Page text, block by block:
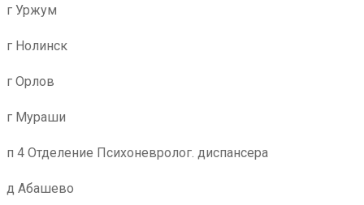
г Уржум
г Нолинск
г Орлов
г Мураши
п 4 Отделение Психоневролог. диспансера
д Абашево